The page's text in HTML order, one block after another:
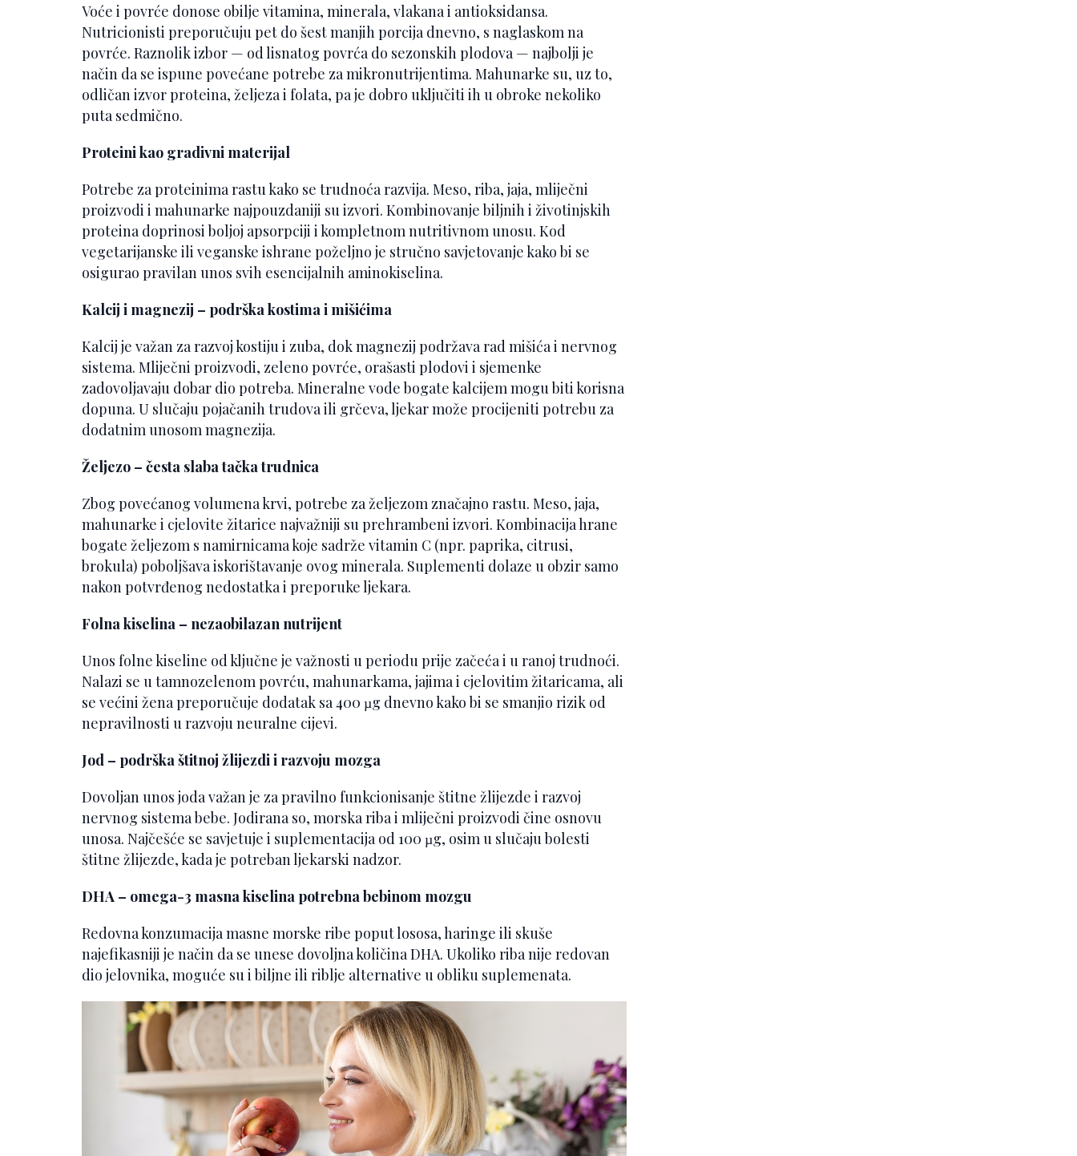
Voće i povrće donose obilje vitamina, minerala, vlakana i antioksidansa.
Nutricionisti preporučuju pet do šest manjih porcija dnevno, s naglaskom na
povrće. Raznolik izbor — od lisnatog povrća do sezonskih plodova — najbolji je
način da se ispune povećane potrebe za mikronutrijentima. Mahunarke su, uz to,
odličan izvor proteina, željeza i folata, pa je dobro uključiti ih u obroke nekoliko
puta sedmično.
Proteini kao gradivni materijal
Potrebe za proteinima rastu kako se trudnoća razvija. Meso, riba, jaja, mliječni
proizvodi i mahunarke najpouzdaniji su izvori. Kombinovanje biljnih i životinjskih
proteina doprinosi boljoj apsorpciji i kompletnom nutritivnom unosu. Kod
vegetarijanske ili veganske ishrane poželjno je stručno savjetovanje kako bi se
osigurao pravilan unos svih esencijalnih aminokiselina.
Kalcij i magnezij – podrška kostima i mišićima
Kalcij je važan za razvoj kostiju i zuba, dok magnezij podržava rad mišića i nervnog
sistema. Mliječni proizvodi, zeleno povrće, orašasti plodovi i sjemenke
zadovoljavaju dobar dio potreba. Mineralne vode bogate kalcijem mogu biti korisna
dopuna. U slučaju pojačanih trudova ili grčeva, ljekar može procijeniti potrebu za
dodatnim unosom magnezija.
Željezo – česta slaba tačka trudnica
Zbog povećanog volumena krvi, potrebe za željezom značajno rastu. Meso, jaja,
mahunarke i cjelovite žitarice najvažniji su prehrambeni izvori. Kombinacija hrane
bogate željezom s namirnicama koje sadrže vitamin C (npr. paprika, citrusi,
brokula) poboljšava iskorištavanje ovog minerala. Suplementi dolaze u obzir samo
nakon potvrđenog nedostatka i preporuke ljekara.
Folna kiselina – nezaobilazan nutrijent
Unos folne kiseline od ključne je važnosti u periodu prije začeća i u ranoj trudnoći.
Nalazi se u tamnozelenom povrću, mahunarkama, jajima i cjelovitim žitaricama, ali
se većini žena preporučuje dodatak sa 400 µg dnevno kako bi se smanjio rizik od
nepravilnosti u razvoju neuralne cijevi.
Jod – podrška štitnoj žlijezdi i razvoju mozga
Dovoljan unos joda važan je za pravilno funkcionisanje štitne žlijezde i razvoj
nervnog sistema bebe. Jodirana so, morska riba i mliječni proizvodi čine osnovu
unosa. Najčešće se savjetuje i suplementacija od 100 µg, osim u slučaju bolesti
štitne žlijezde, kada je potreban ljekarski nadzor.
DHA – omega-3 masna kiselina potrebna bebinom mozgu
Redovna konzumacija masne morske ribe poput lososa, haringe ili skuše
najefikasniji je način da se unese dovoljna količina DHA. Ukoliko riba nije redovan
dio jelovnika, moguće su i biljne ili riblje alternative u obliku suplemenata.